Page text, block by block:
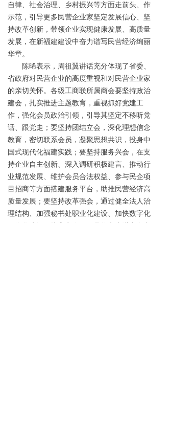
自律、社会治理、乡村振兴等方面走前头、作
示范，引导更多民营企业家坚定发展信心、坚
持改革创新，带领企业实现健康发展、高质量
发展，在新福建建设中奋力谱写民营经济绚丽
华章。
陈晞表示，周祖翼讲话充分体现了省委、
省政府对民营企业的高度重视和对民营企业家
的亲切关怀。各级工商联所属商会要坚持政治
建会，扎实推进主题教育，重视抓好党建工
作，强化会员政治引领，引导其坚定不移听党
话、跟党走；要坚持团结立会，深化理想信念
教育，密切联系会员，凝聚思想共识，投身中
国式现代化福建实践；要坚持服务兴会，在支
持企业自主创新、深入调研积极建言、推动行
业规范发展、维护会员合法权益、参与民企项
目招商等方面搭建服务平台，助推民营经济高
质量发展；要坚持改革强会，通过健全法人治
理结构、加强秘书处职业化建设、加快数字化
网络化建设、培育商会工作品牌和先进商会文